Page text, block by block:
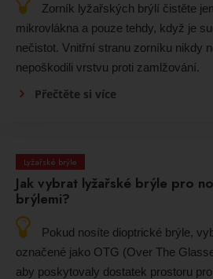
Zorník lyžařských brýlí čistěte
mikrovlákna a pouze tehdy, když je
nečistot. Vnitřní stranu zorníku nikdy
nepoškodili vrstvu proti zamlžování.
Přečtěte si více
Lyžařské brýle
Jak vybrat lyžařské brýle pro
brýlemi?
Pokud nosíte dioptrické brýle,
označené jako OTG (Over The
aby poskytovaly dostatek prostoru